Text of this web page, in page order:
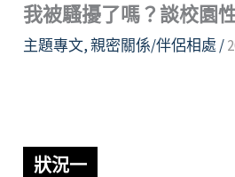
我被騷擾了嗎？談校園
主題專文,親密關係/伴侶相處 /
狀況一